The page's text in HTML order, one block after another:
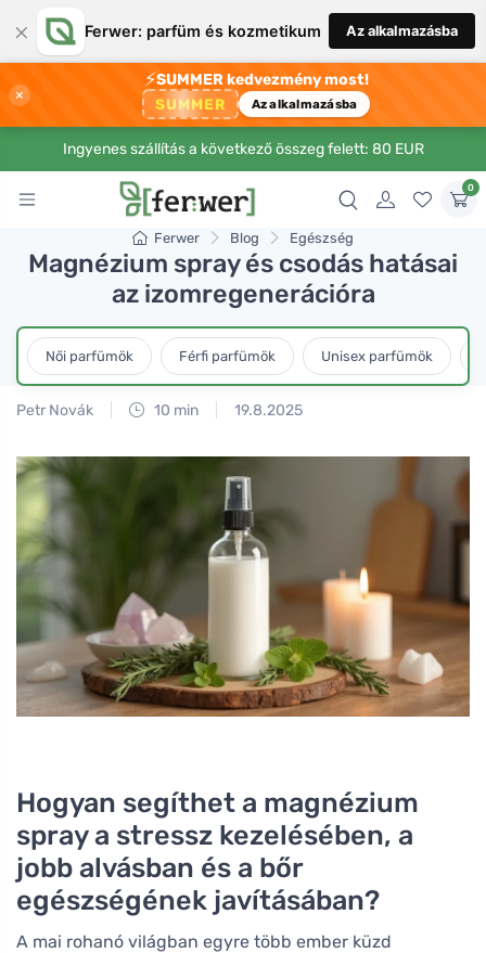
× Ferwer: parfüm és kozmetikum Az alkalmazásba
×
⚡SUMMER kedvezmény most!
SUMMER Az alkalmazásba
Ingyenes szállítás a következő összeg felett: 80 EUR
0
Ferwer Blog Egészség
Magnézium spray és csodás hatásai
az izomregenerációra
Női parfümök Férfi parfümök Unisex parfümök
Petr Novák 10 min 19.8.2025
Hogyan segíthet a magnézium
spray a stressz kezelésében, a
jobb alvásban és a bőr
egészségének javításában?
A mai rohanó világban egyre több ember küzd